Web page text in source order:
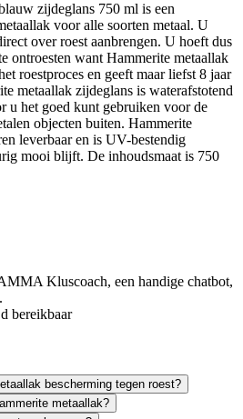
zijdeglans 750 ml is een
voor alle soorten metaal. U
over roest aanbrengen. U hoeft dus
ontroesten want Hammerite metaallak
roestproces en geeft maar liefst 8 jaar
metaallak zijdeglans is waterafstotend
u het goed kunt gebruiken voor de
objecten buiten. Hammerite
leverbaar en is UV-bestendig
mooi blijft. De inhoudsmaat is 750
Kluscoach, een handige chatbot,
bereikbaar
bescherming tegen roest?
metaallak?